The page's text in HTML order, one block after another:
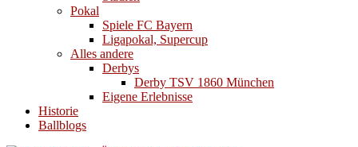
Pokal
Spiele FC Bayern
Ligapokal, Supercup
Alles andere
Derbys
Derby TSV 1860 München
Eigene Erlebnisse
Historie
Ballblogs